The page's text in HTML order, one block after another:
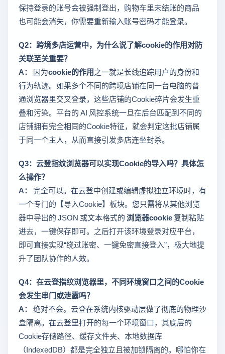
保持登录的账号会被强制登出，购物车里未结账的商品
也可能会消失，你需要重新输入账号密码才能登录。
Q2：跨境多店运营中，为什么说了解cookie的作用对防
关联至关重要？
A：
因为cookie的作用之一就是长线追踪用户的身份和
行为轨迹。如果多个不同的跨境店铺在同一台电脑的普
通浏览器里交叉登录，这些店铺的Cookie碎片会发生重
叠和污染。平台的 AI 风控系统一旦在后台匹配到不同的
店铺拥有完全相同的Cookie特征，就会判定这批店铺属
于同一个主人，从而直接引发多店连坐封杀。
Q3：云登指纹浏览器可以实现Cookie的导入吗？具体怎
么操作？
A： 完全可以。在云登中创建或编辑虚拟独立环境时，有
一个专门的【导入Cookie】板块。您只需将从其他浏览
器中导出的 JSON 或文本格式的浏览器cookie复制粘贴
进去，一键保存即可。之后打开该环境登录对应平台，
即可直接实现“绕过账密、一键免密直接登入”，极大地提
升了团队协作的人效。
Q4：在云登指纹浏览器里，不同环境窗口之间的Cookie
会发生串门或泄露吗？
A： 绝对不会。云登在系统内核驱动层做了彻底的物理沙
盒隔离。在云登里打开的每一个环境窗口，其底层的
Cookie存储路径、缓存文件夹、本地数据库
（IndexedDB）都是完全独立且被加锁隔离的。哪怕你在